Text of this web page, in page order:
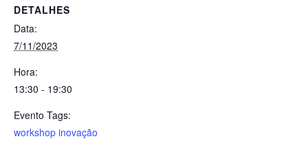
DETALHES
Data:
7/11/2023
Hora:
13:30 - 19:30
Evento Tags:
workshop inovação